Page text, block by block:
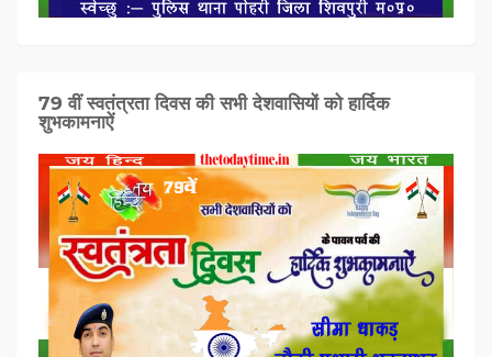
79 वीं स्वतंत्रता दिवस की सभी देशवासियों को हार्दिक
शुभकामनाऐं